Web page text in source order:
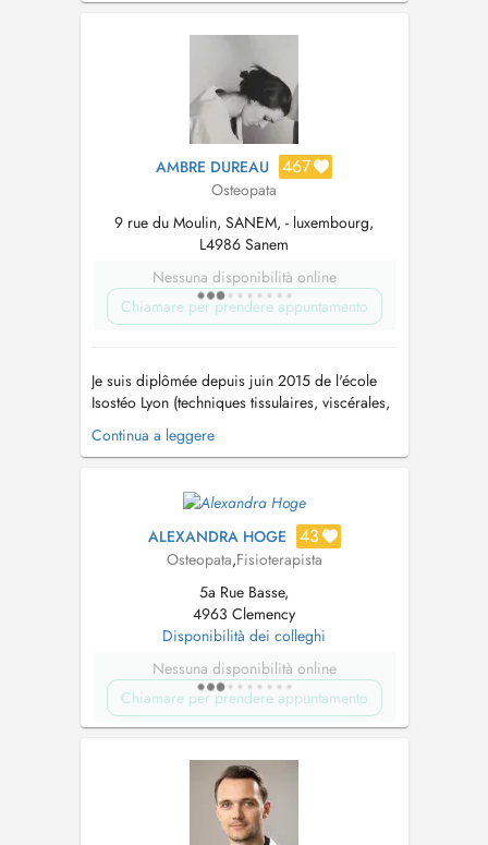
AMBRE DUREAU 467
Osteopata
9 rue du Moulin, SANEM, - luxembourg,
L4986 Sanem
Nessuna disponibilità online
Chiamare per prendere appuntamento
Je suis diplômée depuis juin 2015 de l'école
Isostéo Lyon (techniques tissulaires, viscérales,
craniens, articulaires.) Suite à ma formation
initiale je me suis spécialisée en pédiatrie de
meilleure façon possible les nourissons et les
enfants. J'ai éga...
Continua a leggere
ALEXANDRA HOGE 43
Osteopata,Fisioterapista
5a Rue Basse,
4963 Clemency
Disponibilità dei colleghi
Nessuna disponibilità online
Chiamare per prendere appuntamento